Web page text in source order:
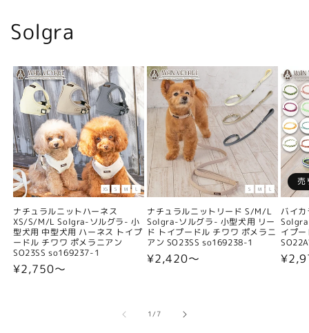
Solgra
ナチュラルニットハーネス
XS/S/M/L Solgra-ソルグラ- 小
型犬用 中型犬用 ハーネス トイプ
ードル チワワ ポメラニアン
SO23SS so169237-1
通
¥2,750〜
ナチュラルニットリード S/M/L
Solgra-ソルグラ- 小型犬用 リー
ド トイプードル チワワ ポメラニ
アン SO23SS so169238-1
通
¥2,420〜
売
バイ
イプ
通
1/の
7